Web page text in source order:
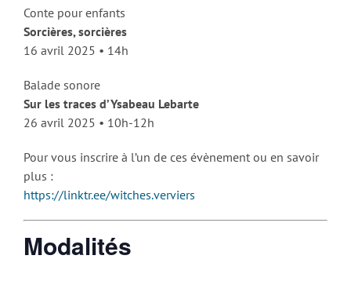
Conte pour enfants
Sorcières, sorcières
16 avril 2025 • 14h
Balade sonore
Sur les traces d’Ysabeau Lebarte
26 avril 2025 • 10h-12h
Pour vous inscrire à l’un de ces évènement ou en savoir
plus :
https://linktr.ee/witches.verviers
Modalités